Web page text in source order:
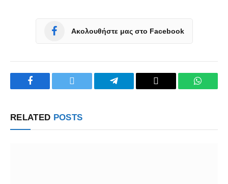
Ακολουθήστε μας στο Facebook
Facebook Twitter Telegram
Copy
RELATED POSTS